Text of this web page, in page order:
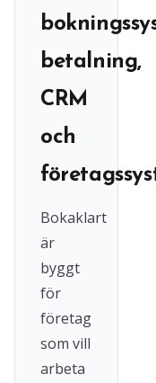
betalning,
CRM
och
Bokaklart
är
byggt
för
företag
som vill
arbeta